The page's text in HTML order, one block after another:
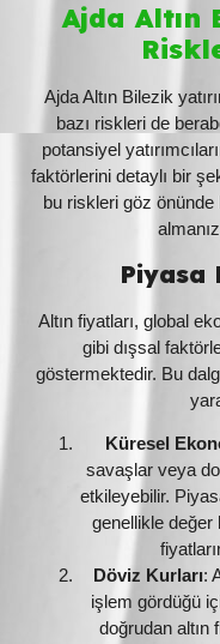
Ajda Altın
Ajda Altın Bilezik
bazı riskleri de
potansiyel
faktörlerini detaylı bir
bu riskleri göz önünde
Piyasa
Altın fiyatları, global
gibi dışsal
göstermektedir. Bu
Küresel
savaşlar veya
etkileyebilir.
genellikle değer
Döviz Kurları:
işlem gördüğü
doğrudan altın